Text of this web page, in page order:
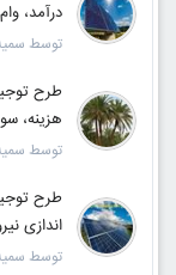
درآمد،
توسط
هزینه،
توسط
اندازی
توسط